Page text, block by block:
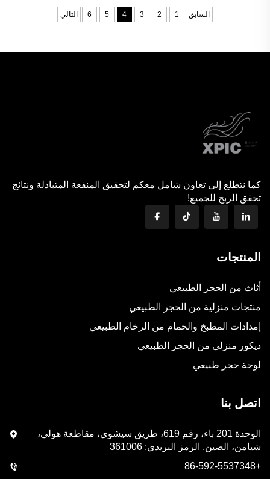
السابق 1
2
3
4
5
6 التالي
كما نتطلع إلى تعاون شامل معكم لتحقيق المنفعة المتبادلة ونتائج
تحقق الربح للجميع!
المنتجات
أثاث من الحجر الطبيعي
منتجات منزلية من الحجر الطبيعي
إمدادات المطبخ والحمام من الرخام الطبيعي
ديكور منزلي من الحجر الطبيعي
لوحة حجر طبيعي
اتصل بنا
الوحدة 201 باء، رقم 619، طريق سيشوي، مقاطعة هولي،
شيامن، الصين. الرمز البريدي: 361006
+86-592-5537348